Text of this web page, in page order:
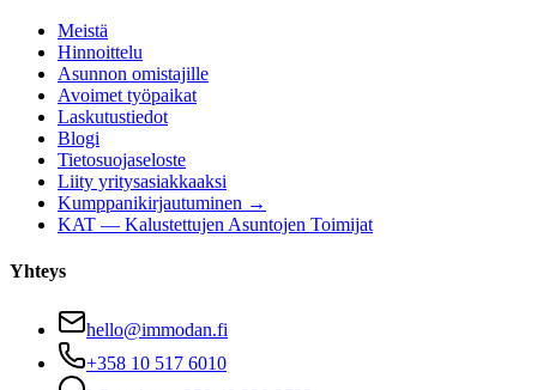
Meistä
Hinnoittelu
Asunnon omistajille
Avoimet työpaikat
Laskutustiedot
Blogi
Tietosuojaseloste
Liity yritysasiakkaaksi
Kumppanikirjautuminen →
KAT — Kalustettujen Asuntojen Toimijat
Yhteys
hello@immodan.fi
+358 10 517 6010